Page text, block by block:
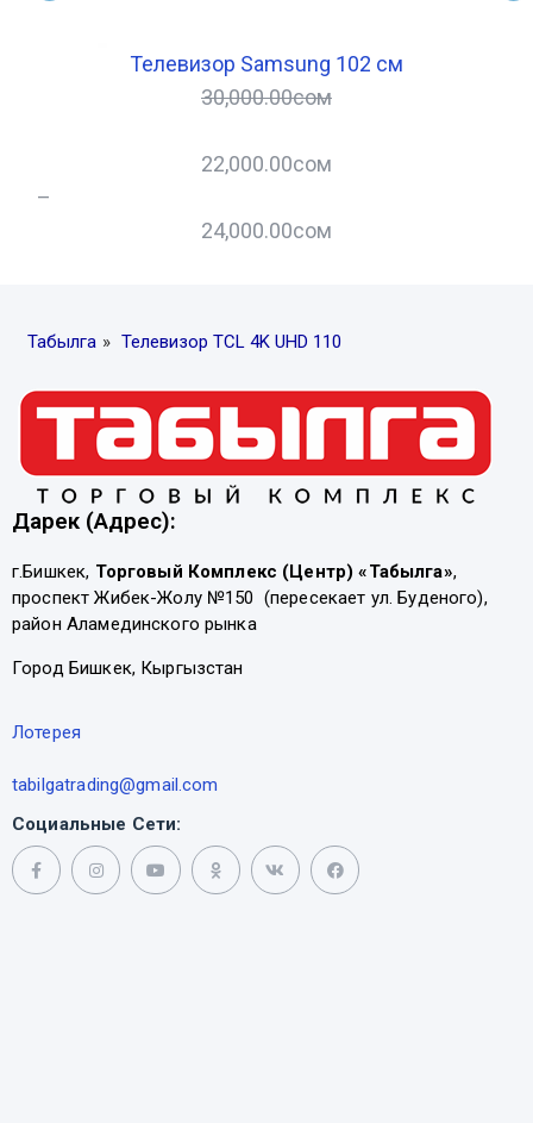
Телевизор Samsung 102 см
30,000.00сом
22,000.00сом
–
24,000.00сом
Табылга » Телевизор TCL 4K UHD 110
Дарек (Адрес):
г.Бишкек, Торговый Комплекс (Центр) «Табылга»,
проспект Жибек-Жолу №150 (пересекает ул. Буденого),
район Аламединского рынка
Город Бишкек, Кыргызстан
Лотерея
tabilgatrading@gmail.com
Социальные Сети: